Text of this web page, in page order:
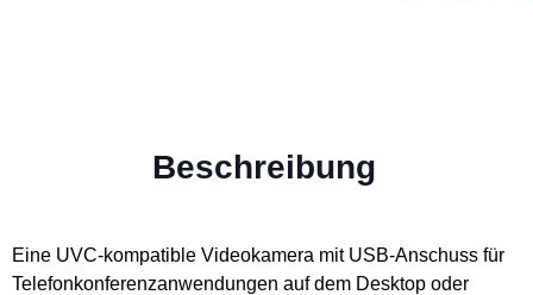
Beschreibung
Eine UVC-kompatible Videokamera mit USB-Anschuss für
Telefonkonferenzanwendungen auf dem Desktop oder